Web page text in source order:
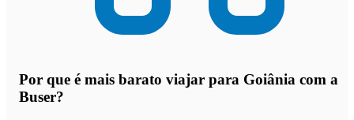
Por que é mais barato viajar para Goiânia com a
Buser?